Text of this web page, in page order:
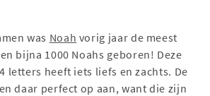
was Noah vorig jaar de meest
bijna 1000 Noahs geboren! Deze
letters heeft iets liefs en zachts. De
daar perfect op aan, want die zijn